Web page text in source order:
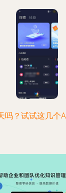
吗？试试这几个